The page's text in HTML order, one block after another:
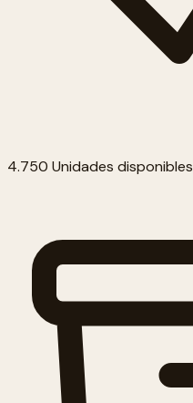
4.750 Unidades disponibles